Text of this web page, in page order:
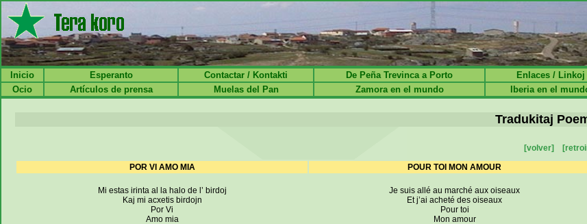
Inicio Esperanto Contactar / Kontakti De Peña Trevinca a Porto
Enlaces / Linkoj
Ocio
Artículos de prensa Muelas del Pan Zamora en el mundo Iberia en el
Tradukitaj
[volver]
POR VI AMO MIA
POUR TOI MON AMOUR
Mi estas irinta al la halo de l’ birdoj
Kaj mi acxetis birdojn
Por Vi
Amo mia
Je suis allé au marché aux oiseaux
Et j’ai acheté des oiseaux
Pour toi
Mon amour